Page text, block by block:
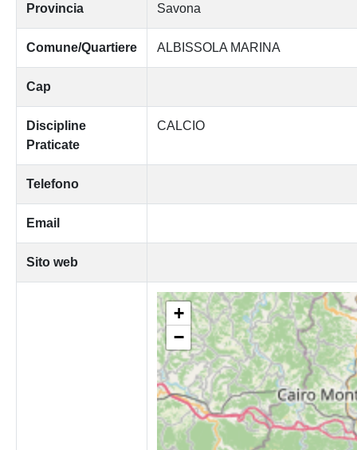
Provincia Savona
Comune/Quartiere ALBISSOLA MARINA
Cap
Discipline
Praticate
CALCIO
Telefono
Email
Sito web
+
−